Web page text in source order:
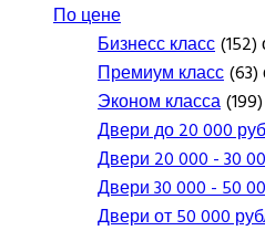
По цене
Бизнесс класс(152)
Премиум класс(63)
Эконом класса
Двери до 20 000
Двери 20 000 - 30
Двери 30 000 - 50
Двери от 50 000